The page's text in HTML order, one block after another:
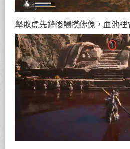
擊敗虎先鋒後觸摸佛像，血池裡